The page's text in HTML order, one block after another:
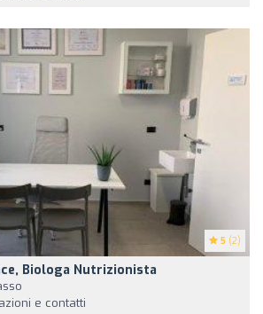
5 (2)
Biologa Nutrizionista
e contatti